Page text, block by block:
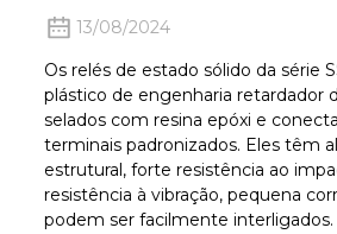
13/08/2024
Os relés de estado sólido da série
plástico de engenharia retardador
selados com resina epóxi e
terminais padronizados. Eles têm
estrutural, forte resistência ao
resistência à vibração, pequena
podem ser facilmente